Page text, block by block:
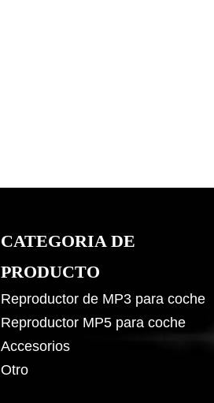
CATEGORIA DE
PRODUCTO
Reproductor de MP3 para coche
Reproductor MP5 para coche
Accesorios
Otro